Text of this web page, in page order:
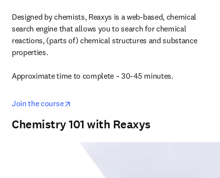
Designed by chemists, Reaxys is a web-based, chemical
search engine that allows you to search for chemical
reactions, (parts of) chemical structures and substance
properties.
Approximate time to complete – 30-45 minutes.
Join the course
Chemistry 101 with Reaxys ​